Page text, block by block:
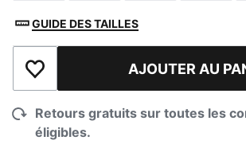
GUIDE DES TAILLES
Ajouter à la liste de souhaits
AJOUTER AU
Retours gratuits sur toutes les
éligibles.